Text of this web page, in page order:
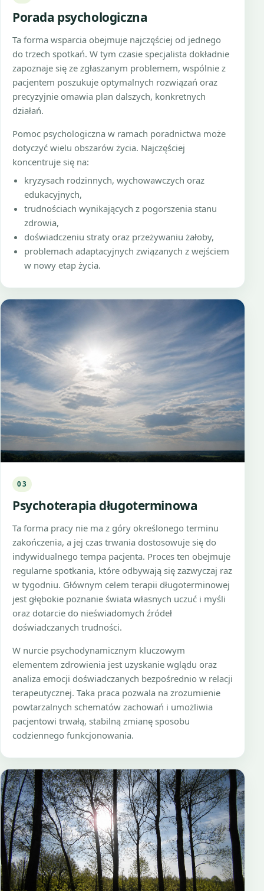
Porada psychologiczna
Ta forma wsparcia obejmuje najczęściej od jednego
do trzech spotkań. W tym czasie specjalista dokładnie
zapoznaje się ze zgłaszanym problemem, wspólnie z
pacjentem poszukuje optymalnych rozwiązań oraz
precyzyjnie omawia plan dalszych, konkretnych
działań.
Pomoc psychologiczna w ramach poradnictwa może
dotyczyć wielu obszarów życia. Najczęściej
koncentruje się na:
kryzysach rodzinnych, wychowawczych oraz
edukacyjnych,
trudnościach wynikających z pogorszenia stanu
zdrowia,
doświadczeniu straty oraz przeżywaniu żałoby,
problemach adaptacyjnych związanych z wejściem
w nowy etap życia.
03
Psychoterapia długoterminowa
Ta forma pracy nie ma z góry określonego terminu
zakończenia, a jej czas trwania dostosowuje się do
indywidualnego tempa pacjenta. Proces ten obejmuje
regularne spotkania, które odbywają się zazwyczaj raz
w tygodniu. Głównym celem terapii długoterminowej
jest głębokie poznanie świata własnych uczuć i myśli
oraz dotarcie do nieświadomych źródeł
doświadczanych trudności.
W nurcie psychodynamicznym kluczowym
elementem zdrowienia jest uzyskanie wglądu oraz
analiza emocji doświadczanych bezpośrednio w relacji
terapeutycznej. Taka praca pozwala na zrozumienie
powtarzalnych schematów zachowań i umożliwia
pacjentowi trwałą, stabilną zmianę sposobu
codziennego funkcjonowania.